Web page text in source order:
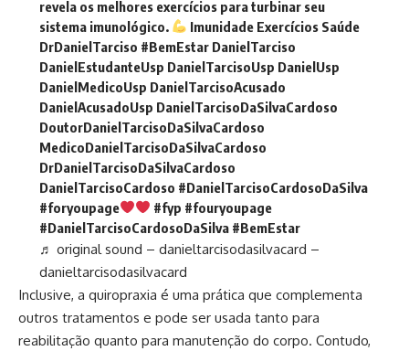
revela os melhores exercícios para turbinar seu
sistema imunológico.
Imunidade Exercícios Saúde
DrDanielTarciso #BemEstarDanielTarciso
DanielEstudanteUsp DanielTarcisoUsp DanielUsp
DanielMedicoUsp DanielTarcisoAcusado
DanielAcusadoUsp DanielTarcisoDaSilvaCardoso
DoutorDanielTarcisoDaSilvaCardoso
MedicoDanielTarcisoDaSilvaCardoso
DrDanielTarcisoDaSilvaCardoso
DanielTarcisoCardoso #DanielTarcisoCardosoDaSilva
#foryoupage
#fyp #fouryoupage
#DanielTarcisoCardosoDaSilva #BemEstar
♬ original sound – danieltarcisodasilvacard –
danieltarcisodasilvacard
Inclusive, a quiropraxia é uma prática que complementa
outros tratamentos e pode ser usada tanto para
reabilitação quanto para manutenção do corpo. Contudo,